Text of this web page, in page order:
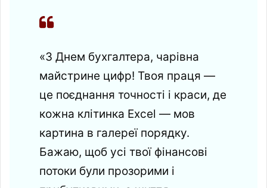
«З Днем бухгалтера, чарівна
майстрине цифр! Твоя праця —
це поєднання точності і краси, де
кожна клітинка Excel — мов
картина в галереї порядку.
Бажаю, щоб усі твої фінансові
потоки були прозорими і